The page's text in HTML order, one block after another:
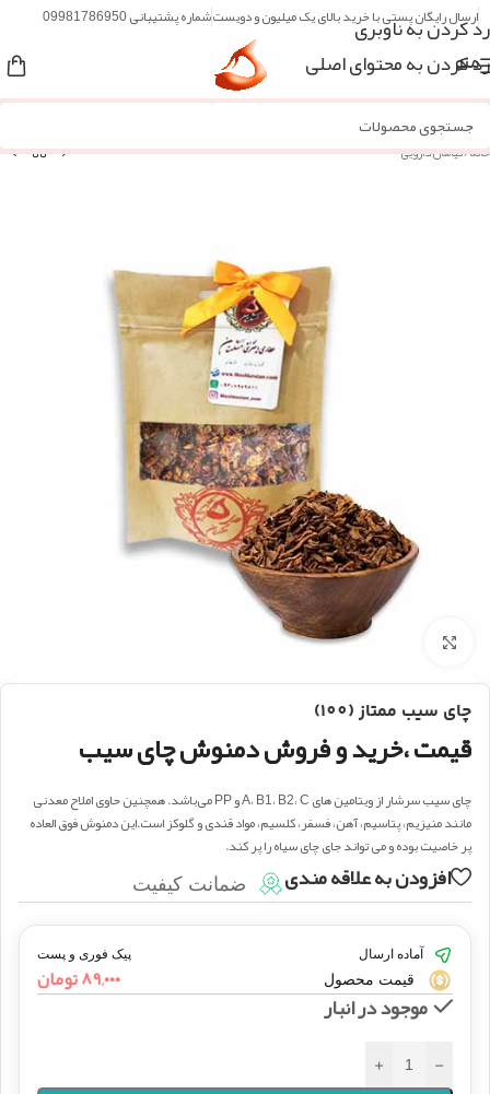
رد کردن به ناوبری
رد کردن به محتوای اصلی
ارسال رایگان پستی با خرید بالای یک میلیون و دویستشماره پشتیبانی 09981786950
منو
خانه/گیاهان دارویی
بزرگنمایی تصویر
چای سیب ممتاز (100)
قیمت ،خرید و فروش دمنوش چای سیب
چای سیب سرشار از ویتامین های A، B1، B2، C و PP می‌باشد. همچنین حاوی املاح معدنی
مانند منیزیم، پتاسیم، آهن، فسفر، کلسیم، مواد قندی و گلوکز است.این دمنوش فوق العاده
پر خاصیت بوده و می تواند جای چای سیاه را پر کند.
افزودن به علاقه مندی ضمانت کیفیت
آماده ارسال پیک فوری و پست
قیمت محصول ۸۹,۰۰۰تومان
موجود در انبار
-
+